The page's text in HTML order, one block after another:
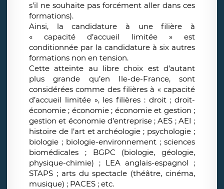
s’il ne souhaite pas forcément aller dans ces
formations).
Ainsi, la candidature à une filière à
« capacité d’accueil limitée » est
conditionnée par la candidature à six autres
formations non en tension.
Cette atteinte au libre choix est d’autant
plus grande qu’en Ile-de-France, sont
considérées comme des filières à « capacité
d’accueil limitée », les filières : droit ; droit-
économie ; économie ; économie et gestion ;
gestion et économie d’entreprise ; AES ; AEI ;
histoire de l’art et archéologie ; psychologie ;
biologie ; biologie-environnement ; sciences
biomédicales ; BGPC (biologie, géologie,
physique-chimie) ; LEA anglais-espagnol ;
STAPS ; arts du spectacle (théâtre, cinéma,
musique) ; PACES ; etc.